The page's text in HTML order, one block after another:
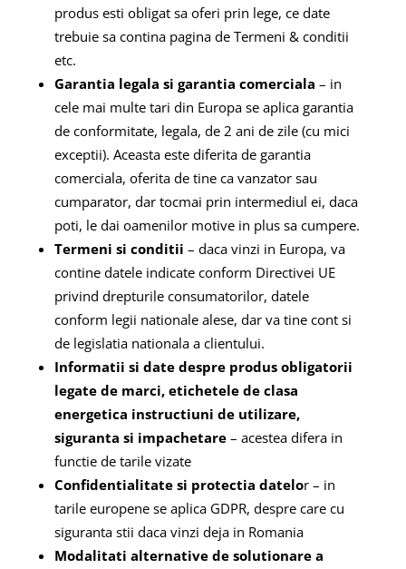
produs esti obligat sa oferi prin lege, ce date
trebuie sa contina pagina de Termeni & conditii
etc.
Garantia legala si garantia comerciala – in
cele mai multe tari din Europa se aplica garantia
de conformitate, legala, de 2 ani de zile (cu mici
exceptii). Aceasta este diferita de garantia
comerciala, oferita de tine ca vanzator sau
cumparator, dar tocmai prin intermediul ei, daca
poti, le dai oamenilor motive in plus sa cumpere.
Termeni si conditii – daca vinzi in Europa, va
contine datele indicate conform Directivei UE
privind drepturile consumatorilor, datele
conform legii nationale alese, dar va tine cont si
de legislatia nationala a clientului.
Informatii si date despre produs obligatorii
legate de marci, etichetele de clasa
energetica instructiuni de utilizare,
siguranta si impachetare– acestea difera in
functie de tarile vizate
Confidentialitate si protectia datelor – in
tarile europene se aplica GDPR, despre care cu
siguranta stii daca vinzi deja in Romania
Modalitati alternative de solutionare a